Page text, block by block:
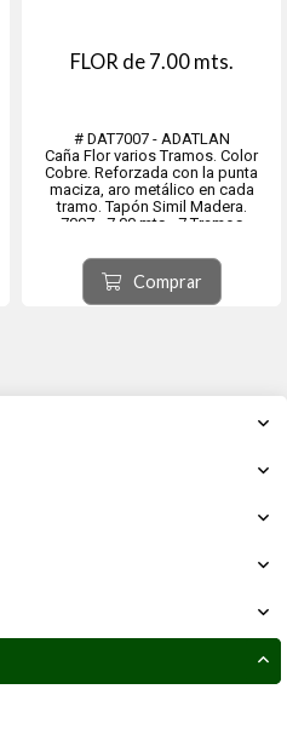
FLOR de 7.00 mts.
# DAT7007 - ADATLAN
Caña Flor varios Tramos. Color
Cobre. Reforzada con la punta
maciza, aro metálico en cada
tramo. Tapón Simil Madera.
7007 - 7,00 mts - 7 Tramos
Comprar